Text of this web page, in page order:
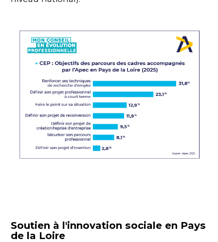
Soutien à l'innovation sociale en Pays
de la Loire